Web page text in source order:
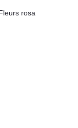
rosa